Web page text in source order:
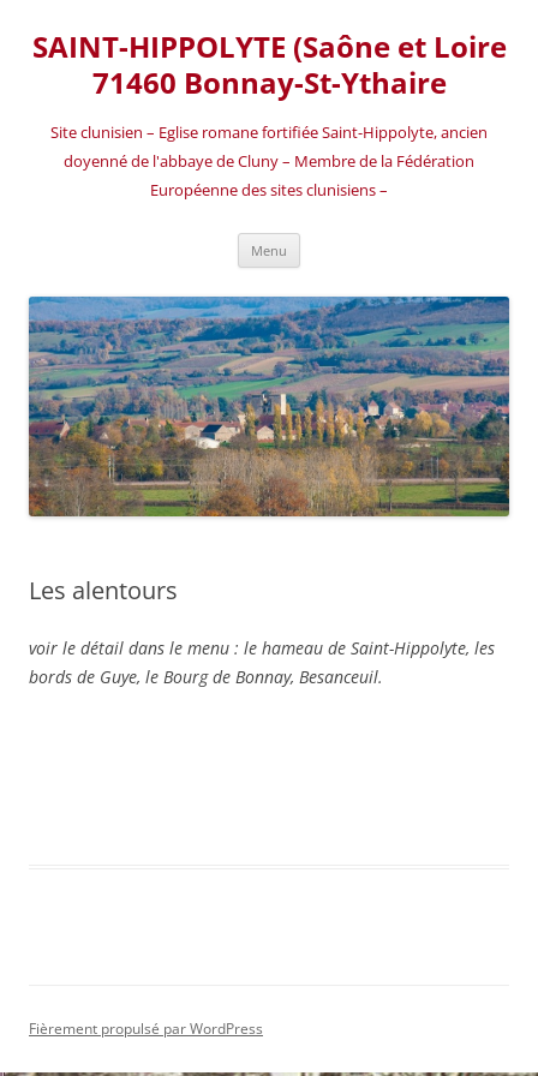
SAINT-HIPPOLYTE (Saône et Loire
71460 Bonnay-St-Ythaire
Site clunisien – Eglise romane fortifiée Saint-Hippolyte, ancien
doyenné de l'abbaye de Cluny – Membre de la Fédération
Européenne des sites clunisiens –
Menu
Les alentours
voir le détail dans le menu : le hameau de Saint-Hippolyte, les
bords de Guye, le Bourg de Bonnay, Besanceuil.
Fièrement propulsé par WordPress